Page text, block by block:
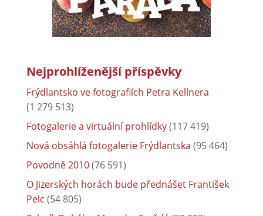
Nejprohlíženější příspěvky
Frýdlantsko ve fotografiích Petra Kellnera
(1 279 513)
Fotogalerie a virtuální prohlídky(117 419)
Nová obsáhlá fotogalerie Frýdlantska (95 464)
Povodně 2010(76 591)
O Jizerských horách bude přednášet František
Pelc (54 805)